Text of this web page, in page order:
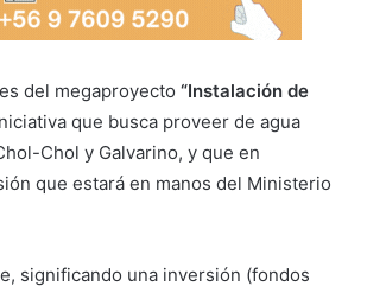
del megaproyecto “Instalación de
que busca proveer de agua
Chol y Galvarino, y que en
que estará en manos del Ministerio
significando una inversión (fondos